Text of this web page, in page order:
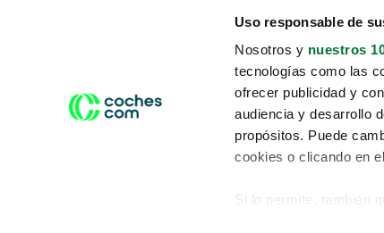
Uso responsable de
Nosotros y nuestros
tecnologías como las
ofrecer publicidad y
audiencia y desarrollo
propósitos. Puede
cookies o clicando en
Si lo permite, también
Conduce tu futuro,
desata tu movilidad